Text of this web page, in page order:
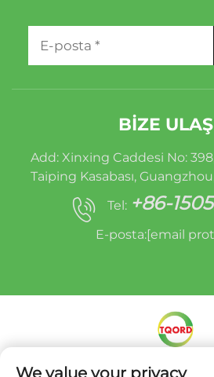
BIZE
Add: Xinxing Caddesi No:
Taiping Kasabası,
Tel: +86-
E-posta:[email
Telif Hakkı © Miracle Oruide
We value your privacy